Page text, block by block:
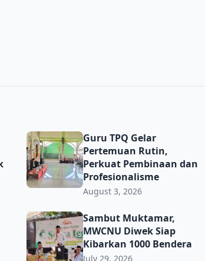
PRNU Bulurejo Semarak
Guru TPQ Gelar Pertemuan Rutin,
Guru TPQ Gelar
Pertemuan Rutin,
Perkuat Pembinaan dan
Profesionalisme
August 3, 2026
Toleransi demi Jaga Kerukunan di
Sambut Muktamar, MWCNU Diwek Siap
Sambut Muktamar,
MWCNU Diwek Siap
Kibarkan 1000 Bendera
July 29, 2026